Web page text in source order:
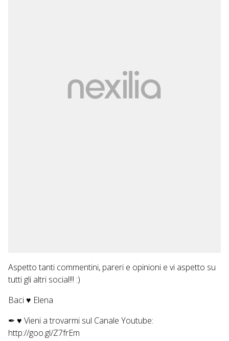
Aspetto tanti commentini, pareri e opinioni e vi aspetto su
tutti gli altri social!!! :)
Baci ♥ Elena
✒ ♥ Vieni a trovarmi sul Canale Youtube:
http://goo.gl/Z7frEm